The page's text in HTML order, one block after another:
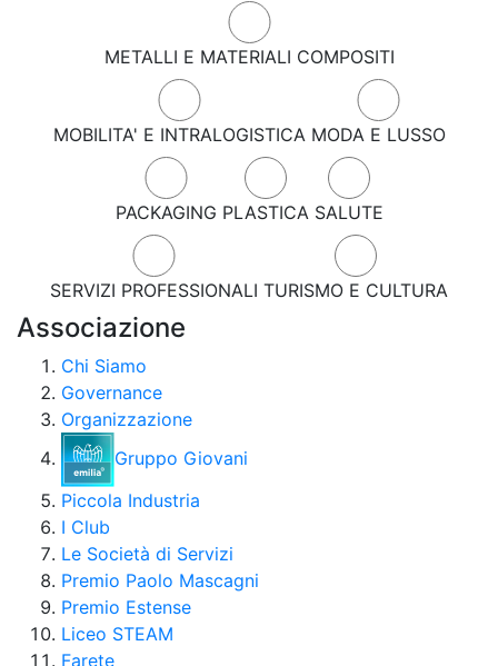
METALLI E MATERIALI COMPOSITI
MOBILITA' E INTRALOGISTICA MODA E LUSSO
PACKAGING PLASTICA SALUTE
SERVIZI PROFESSIONALI TURISMO E CULTURA
Associazione
Chi Siamo
Governance
Organizzazione
Gruppo Giovani
Piccola Industria
I Club
Le Società di Servizi
Premio Paolo Mascagni
Premio Estense
Liceo STEAM
Farete